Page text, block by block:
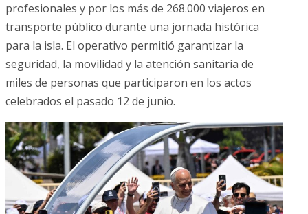
profesionales y por los más de 268.000 viajeros en
transporte público durante una jornada histórica
para la isla. El operativo permitió garantizar la
seguridad, la movilidad y la atención sanitaria de
miles de personas que participaron en los actos
celebrados el pasado 12 de junio.